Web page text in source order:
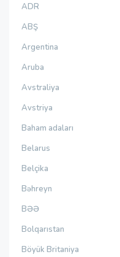
ADR
ABŞ
Argentina
Aruba
Avstraliya
Avstriya
Baham adaları
Belarus
Belçika
Bəhreyn
BƏƏ
Bolqarıstan
Böyük Britaniya